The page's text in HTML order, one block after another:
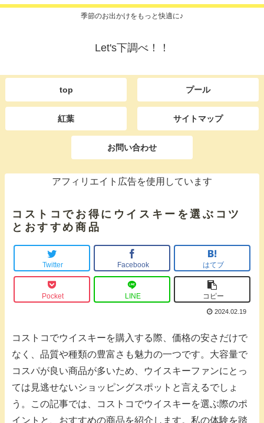
季節のお出かけをもっと快適に♪
Let's下調べ！！
top プール
紅葉 サイトマップ
お問い合わせ
アフィリエイト広告を使用しています
コストコでお得にウイスキーを選ぶコツ
とおすすめ商品
Twitter Facebook はてブ
Pocket LINE コピー
2024.02.19
コストコでウイスキーを購入する際、価格の安さだけで
なく、品質や種類の豊富さも魅力の一つです。大容量で
コスパが良い商品が多いため、ウイスキーファンにとっ
ては見逃せないショッピングスポットと言えるでしょ
う。この記事では、コストコでウイスキーを選ぶ際のポ
イントと、おすすめの商品を紹介します。私の体験を踏